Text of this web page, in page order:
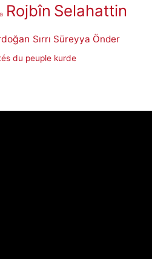
Rojbîn Selahattin
Sırrı Süreyya Önder
du peuple kurde